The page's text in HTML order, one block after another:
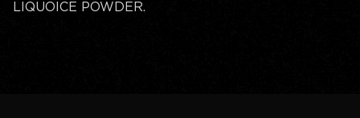
LIQUOICE POWDER.